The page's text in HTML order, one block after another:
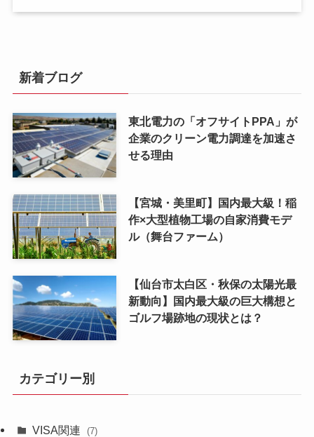
新着ブログ
東北電力の「オフサイトPPA」が
企業のクリーン電力調達を加速さ
せる理由
【宮城・美里町】国内最大級！稲
作×大型植物工場の自家消費モデ
ル（舞台ファーム）
【仙台市太白区・秋保の太陽光最
新動向】国内最大級の巨大構想と
ゴルフ場跡地の現状とは？
カテゴリー別
VISA関連 (7)